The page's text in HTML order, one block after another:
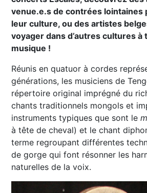
venue.e.s de contrées lointaines
leur culture, ou des artistes
voyager dans d’autres cultures à
musique !
Réunis en quatuor à cordes
générations, les musiciens de
répertoire original imprégné du
chants traditionnels mongols et
instruments typiques que sont le
à tête de cheval) et le chant
terme regroupant différentes
de gorge qui font résonner les
naturelles de la voix.